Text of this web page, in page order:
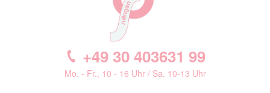
+49 30 403631 99
Mo. - Fr., 10 - 16 Uhr / Sa. 10-13 Uhr